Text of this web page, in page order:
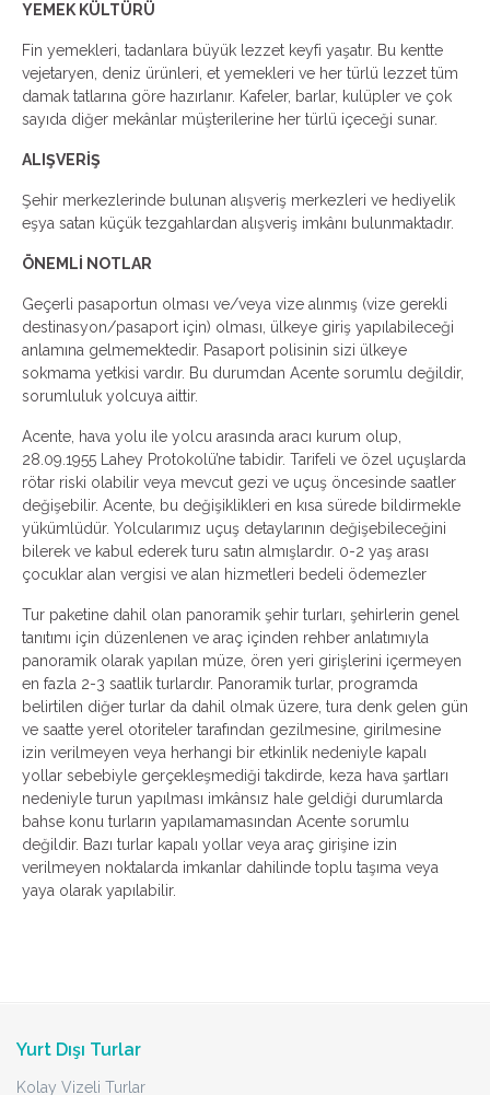
YEMEK KÜLTÜRÜ
Fin yemekleri, tadanlara büyük lezzet keyfi yaşatır. Bu kentte
vejetaryen, deniz ürünleri, et yemekleri ve her türlü lezzet tüm
damak tatlarına göre hazırlanır. Kafeler, barlar, kulüpler ve çok
sayıda diğer mekânlar müşterilerine her türlü içeceği sunar.
ALIŞVERİŞ
Şehir merkezlerinde bulunan alışveriş merkezleri ve hediyelik
eşya satan küçük tezgahlardan alışveriş imkânı bulunmaktadır.
ÖNEMLİ NOTLAR
Geçerli pasaportun olması ve/veya vize alınmış (vize gerekli
destinasyon/pasaport için) olması, ülkeye giriş yapılabileceği
anlamına gelmemektedir. Pasaport polisinin sizi ülkeye
sokmama yetkisi vardır. Bu durumdan Acente sorumlu değildir,
sorumluluk yolcuya aittir.
Acente, hava yolu ile yolcu arasında aracı kurum olup,
28.09.1955 Lahey Protokolü’ne tabidir. Tarifeli ve özel uçuşlarda
rötar riski olabilir veya mevcut gezi ve uçuş öncesinde saatler
değişebilir. Acente, bu değişiklikleri en kısa sürede bildirmekle
yükümlüdür. Yolcularımız uçuş detaylarının değişebileceğini
bilerek ve kabul ederek turu satın almışlardır. 0-2 yaş arası
çocuklar alan vergisi ve alan hizmetleri bedeli ödemezler
Tur paketine dahil olan panoramik şehir turları, şehirlerin genel
tanıtımı için düzenlenen ve araç içinden rehber anlatımıyla
panoramik olarak yapılan müze, ören yeri girişlerini içermeyen
en fazla 2-3 saatlik turlardır. Panoramik turlar, programda
belirtilen diğer turlar da dahil olmak üzere, tura denk gelen gün
ve saatte yerel otoriteler tarafından gezilmesine, girilmesine
izin verilmeyen veya herhangi bir etkinlik nedeniyle kapalı
yollar sebebiyle gerçekleşmediği takdirde, keza hava şartları
nedeniyle turun yapılması imkânsız hale geldiği durumlarda
bahse konu turların yapılamamasından Acente sorumlu
değildir. Bazı turlar kapalı yollar veya araç girişine izin
verilmeyen noktalarda imkanlar dahilinde toplu taşıma veya
yaya olarak yapılabilir.
Yurt Dışı Turlar
Kolay Vizeli Turlar